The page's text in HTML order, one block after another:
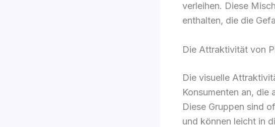
verleihen. Diese
enthalten, die die
Die Attraktivität von
Die visuelle
Konsumenten an, die
Diese Gruppen sind
und können leicht in